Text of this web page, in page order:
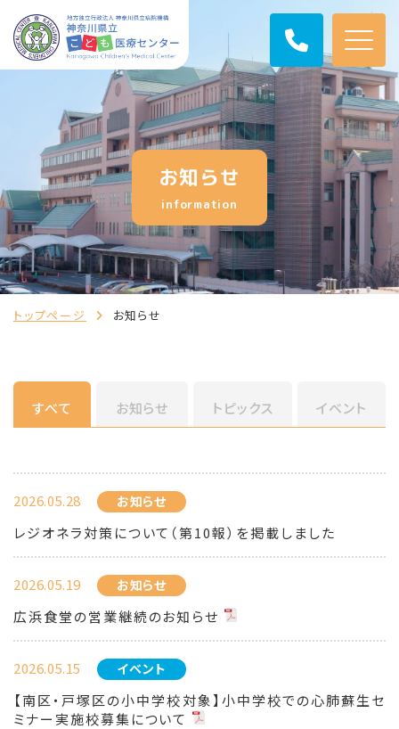
お知らせ
information
トップページ お知らせ
すべて お知らせ トピックス イベント
2026.05.28 お知らせ
レジオネラ対策について（第10報）を掲載しました
2026.05.19 お知らせ
広浜食堂の営業継続のお知らせ
2026.05.15 イベント
【南区・戸塚区の小中学校対象】小中学校での心肺蘇生セ
ミナー実施校募集について